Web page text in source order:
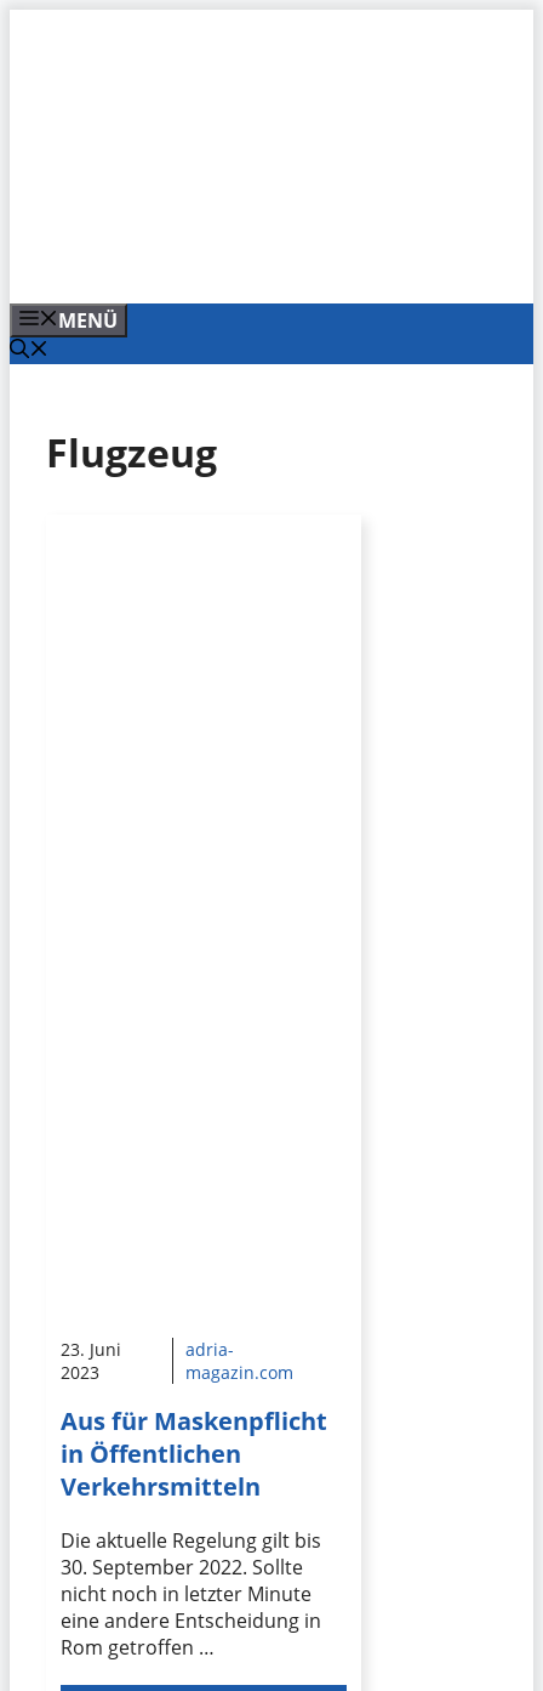
MENÜ
Flugzeug
23. Juni
2023
adria-
magazin.com
Aus für Maskenpflicht
in Öffentlichen
Verkehrsmitteln
Die aktuelle Regelung gilt bis
30. September 2022. Sollte
nicht noch in letzter Minute
eine andere Entscheidung in
Rom getroffen …